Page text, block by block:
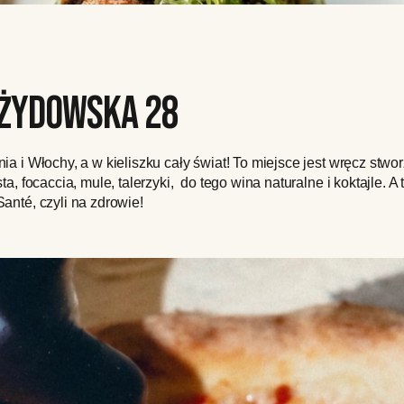
28
i Włochy, a w kieliszku cały świat! To miejsce jest wręcz
focaccia, mule, talerzyki, do tego wina naturalne i koktajle. A
czyli na zdrowie!